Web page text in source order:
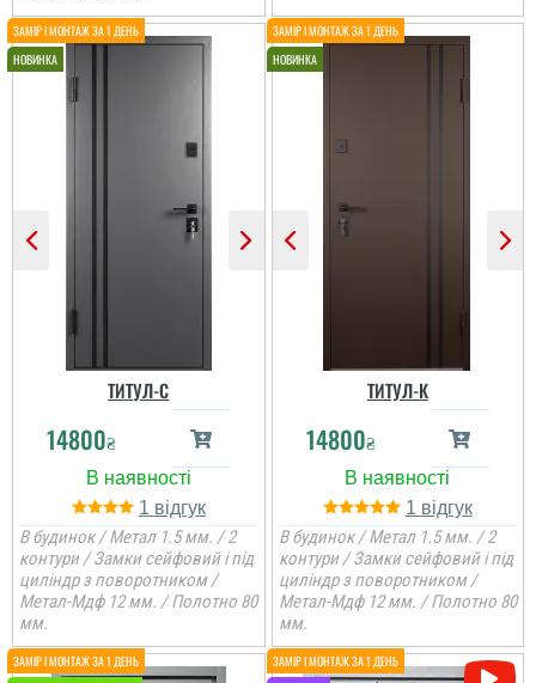
ТИТУЛ-С
14800₴
1
В будинок / Метал 1.5 мм. / 2
контури / Замки сейфовий і під
циліндр з поворотником /
Метал-Мдф 12 мм. / Полотно 80
мм.
ТИТУЛ-К
14800₴
1
В будинок / Метал 1.5 мм. / 2
контури / Замки сейфовий і під
циліндр з поворотником /
Метал-Мдф 12 мм. / Полотно 80
мм.